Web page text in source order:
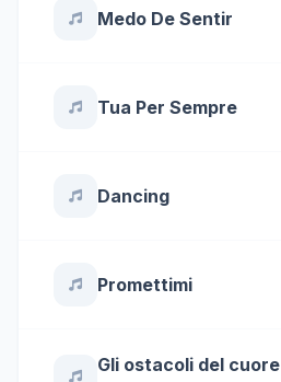
Medo De Sentir
Tua Per Sempre
Dancing
Promettimi
Gli ostacoli del cuore